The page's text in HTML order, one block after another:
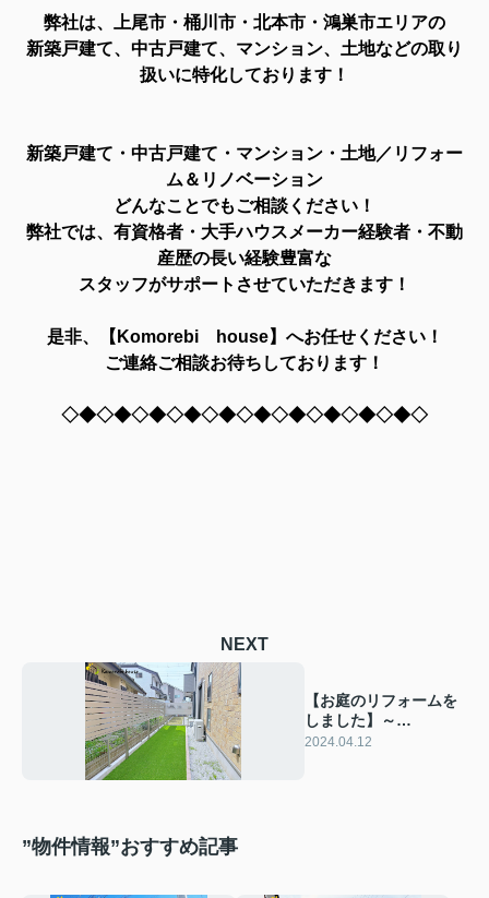
弊社は、上尾市・桶川市・北本市・鴻巣市エリアの
新築戸建て、中古戸建て、マンション、土地などの取り
扱いに特化しております！
新築戸建て・中古戸建て・マンション・土地／リフォー
ム＆リノベーション
どんなことでもご相談ください！
弊社では、有資格者・大手ハウスメーカー経験者・不動
産歴の長い経験豊富な
スタッフがサポートさせていただきます！
是非、【Komorebi house】へお任せください！
ご連絡ご相談お待ちしております！
◇◆◇◆◇◆◇◆◇◆◇◆◇◆◇◆◇◆◇◆◇
NEXT
【お庭のリフォームを
しました】～
Komorebi house～
2024.04.12
”物件情報”おすすめ記事